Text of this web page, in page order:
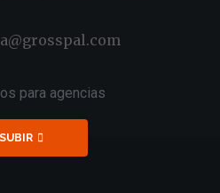
para agencias
SUBIR